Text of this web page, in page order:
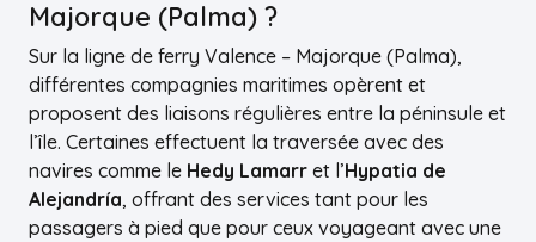
Majorque (Palma) ?
Sur la ligne de ferry Valence – Majorque (Palma),
différentes compagnies maritimes opèrent et
proposent des liaisons régulières entre la péninsule et
l’île. Certaines effectuent la traversée avec des
navires comme le Hedy Lamarr et l’Hypatia de
Alejandría, offrant des services tant pour les
passagers à pied que pour ceux voyageant avec une